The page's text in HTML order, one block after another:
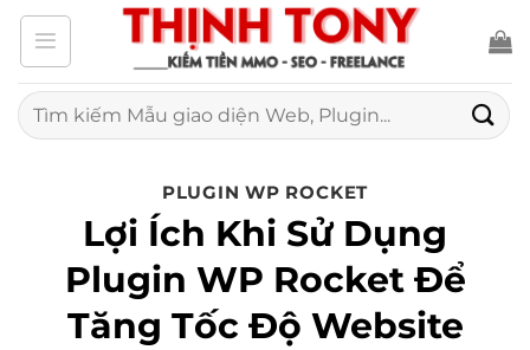
Bỏ
qua
nội
dung
Tìm
kiếm:
PLUGIN WP ROCKET
Lợi Ích Khi Sử Dụng
Plugin WP Rocket Để
Tăng Tốc Độ Website